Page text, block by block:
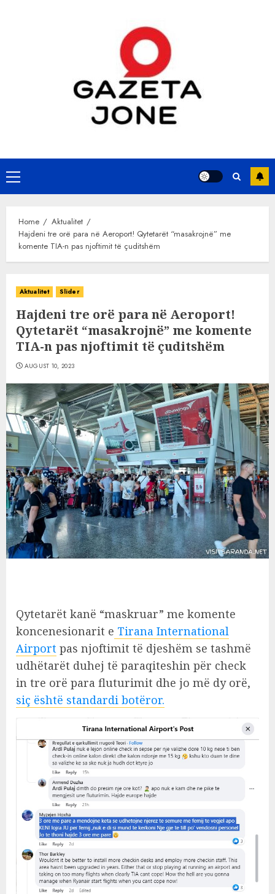
Primary
Menu
Home
Aktualitet
Hajdeni tre orë para në Aeroport! Qytetarët “masakrojnë” me
komente TIA-n pas njoftimit të çuditshëm
Aktualitet Slider
Hajdeni tre orë para në Aeroport!
Qytetarët “masakrojnë” me komente
TIA-n pas njoftimit të çuditshëm
AUGUST 10, 2023
Qytetarët kanë “maskruar” me komente
koncenesionarit e Tirana International
Airport pas njoftimit të djeshëm se tashmë
udhëtarët duhej të paraqiteshin për check
in tre orë para fluturimit dhe jo më dy orë,
siç është standardi botëror.